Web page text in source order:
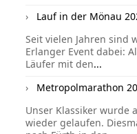
Lauf in der Mönau
Seit vielen Jahren sind
Erlanger Event dabei:
Läufer mit den...
Metropolmarathon
Unser Klassiker wurde
wieder gelaufen.